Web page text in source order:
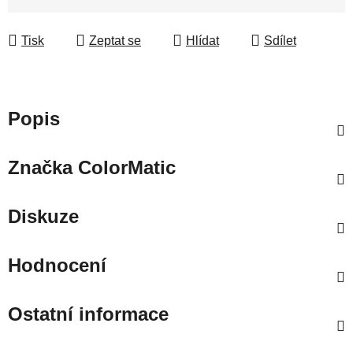
Tisk Zeptat se Hlídat Sdílet
Popis
ZnačkaColorMatic
Diskuze
Hodnocení
Ostatní informace